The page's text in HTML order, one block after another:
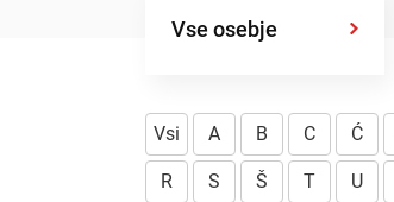
Vse osebje
Vsi A B C Ć
R S Š T U